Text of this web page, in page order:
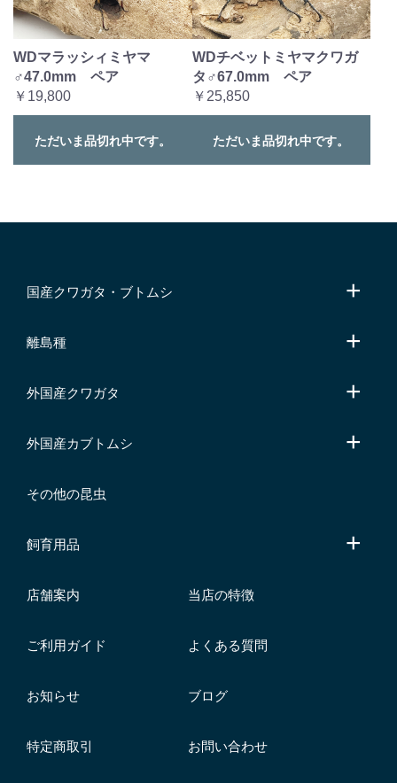
WDマラッシィミヤマ
♂47.0mm ペア
￥19,800
ただいま品切れ中です。
WDチベットミヤマクワガ
タ♂67.0mm ペア
￥25,850
ただいま品切れ中です。
国産クワガタ・ブトムシ
離島種
外国産クワガタ
外国産カブトムシ
その他の昆虫
飼育用品
店舗案内 当店の特徴
ご利用ガイド よくある質問
お知らせ ブログ
特定商取引 お問い合わせ